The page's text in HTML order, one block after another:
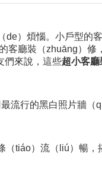
de）煩惱。小戶型的
客廳裝（zhuāng）修
們來說，這些超小客廳
流行的黑白照片牆（
tiáo）流（liú）暢，